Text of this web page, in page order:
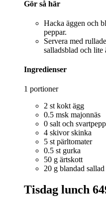
Gör så här
Hacka äggen och
peppar.
Servera med
salladsblad och lite
Ingredienser
1 portioner
2 st kokt ägg
0.5 msk majonnäs
0 salt och
4 skivor skinka
5 st pärltomater
0.5 st gurka
50 g ärtskott
20 g blandad sallad
Tisdag lunch